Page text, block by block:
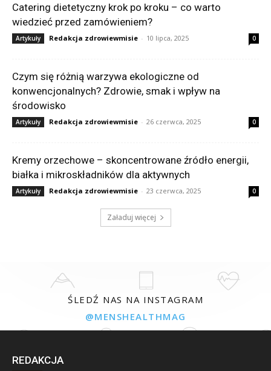
Catering dietetyczny krok po kroku – co warto
wiedzieć przed zamówieniem?
Artykuły Redakcja zdrowiewmisie - 10 lipca, 2025 0
Czym się różnią warzywa ekologiczne od
konwencjonalnych? Zdrowie, smak i wpływ na
środowisko
Artykuły Redakcja zdrowiewmisie - 26 czerwca, 2025 0
Kremy orzechowe – skoncentrowane źródło energii,
białka i mikroskładników dla aktywnych
Artykuły Redakcja zdrowiewmisie - 23 czerwca, 2025 0
Załaduj więcej
ŚLEDŹ NAS NA INSTAGRAM
@MENSHEALTHMAG
REDAKCJA